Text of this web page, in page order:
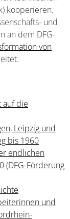
kooperieren.
und
an dem DFG-
von
auf die
Leipzig und
bis 1960
endlichen
(DFG-Förderung
und